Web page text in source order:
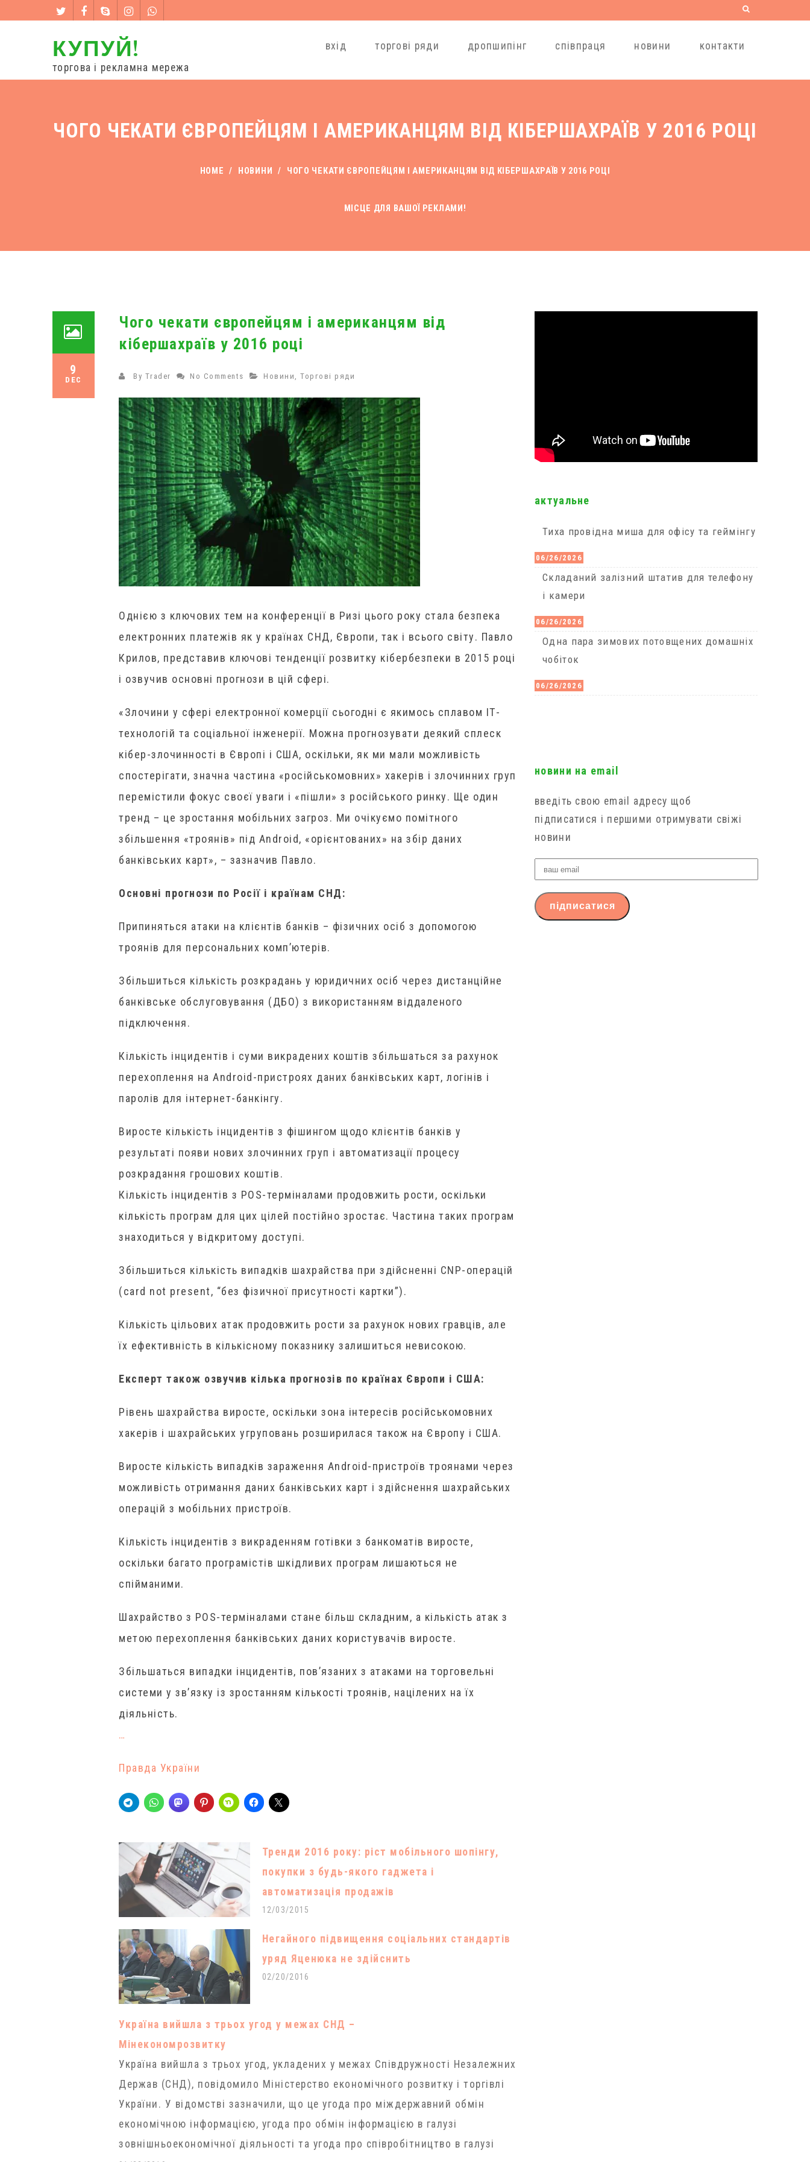
КУПУЙ!
торгова і рекламна мережа
вхід торгові ряди дропшипінг співпраця новини контакти
ЧОГО ЧЕКАТИ ЄВРОПЕЙЦЯМ І АМЕРИКАНЦЯМ ВІД КІБЕРШАХРАЇВ У 2016 РОЦІ
HOME / НОВИНИ / ЧОГО ЧЕКАТИ ЄВРОПЕЙЦЯМ І АМЕРИКАНЦЯМ ВІД КІБЕРШАХРАЇВ У 2016 РОЦІ
МІСЦЕ ДЛЯ ВАШОЇ РЕКЛАМИ!
9
DEC
Чого чекати європейцям і американцям від
кібершахраїв у 2016 році
By Trader No Comments Новини , Торгові ряди
Однією з ключових тем на конференції в Ризі цього року стала безпека
електронних платежів як у країнах СНД, Європи, так і всього світу. Павло
Крилов, представив ключові тенденції розвитку кібербезпеки в 2015 році
і озвучив основні прогнози в цій сфері.
«Злочини у сфері електронної комерції сьогодні є якимось сплавом ІТ-
технологій та соціальної інженерії. Можна прогнозувати деякий сплеск
кібер-злочинності в Європі і США, оскільки, як ми мали можливість
спостерігати, значна частина «російськомовних» хакерів і злочинних груп
перемістили фокус своєї уваги і «пішли» з російського ринку. Ще один
тренд – це зростання мобільних загроз. Ми очікуємо помітного
збільшення «троянів» під Android, «орієнтованих» на збір даних
банківських карт», – зазначив Павло.
Основні прогнози по Росії і країнам СНД:
Припиняться атаки на клієнтів банків – фізичних осіб з допомогою
троянів для персональних комп’ютерів.
Збільшиться кількість розкрадань у юридичних осіб через дистанційне
банківське обслуговування (ДБО) з використанням віддаленого
підключення.
Кількість інцидентів і суми викрадених коштів збільшаться за рахунок
перехоплення на Android-пристроях даних банківських карт, логінів і
паролів для інтернет-банкінгу.
Виросте кількість інцидентів з фішингом щодо клієнтів банків у
результаті появи нових злочинних груп і автоматизації процесу
розкрадання грошових коштів.
Кількість інцидентів з POS-терміналами продовжить рости, оскільки
кількість програм для цих цілей постійно зростає. Частина таких програм
знаходиться у відкритому доступі.
Збільшиться кількість випадків шахрайства при здійсненні CNP-операцій
(card not present, “без фізичної присутності картки”).
Кількість цільових атак продовжить рости за рахунок нових гравців, але
їх ефективність в кількісному показнику залишиться невисокою.
Експерт також озвучив кілька прогнозів по країнах Європи і США:
Рівень шахрайства виросте, оскільки зона інтересів російськомовних
хакерів і шахрайських угруповань розширилася також на Європу і США.
Виросте кількість випадків зараження Android-пристроїв троянами через
можливість отримання даних банківських карт і здійснення шахрайських
операцій з мобільних пристроїв.
Кількість інцидентів з викраденням готівки з банкоматів виросте,
оскільки багато програмістів шкідливих програм лишаються не
спійманими.
Шахрайство з POS-терміналами стане більш складним, а кількість атак з
метою перехоплення банківських даних користувачів виросте.
Збільшаться випадки інцидентів, пов’язаних з атаками на торговельні
системи у зв’язку із зростанням кількості троянів, націлених на їх
діяльність.
…
Правда України
Тренди 2016 року: ріст мобільного шопінгу,
покупки з будь-якого гаджета і
автоматизація продажів
12/03/2015
Негайного підвищення соціальних стандартів
уряд Яценюка не здійснить
02/20/2016
Україна вийшла з трьох угод у межах СНД –
Мінекономрозвитку
Україна вийшла з трьох угод, укладених у межах Співдружності Незалежних
Держав (СНД), повідомило Міністерство економічного розвитку і торгівлі
України. У відомстві зазначили, що це угода про міждержавний обмін
економічною інформацією, угода про обмін інформацією в галузі
зовнішньоекономічної діяльності та угода про співробітництво в галузі
актуальне
Тиха провідна миша для офісу та геймінгу
06/26/2026
Cкладаний залізний штатив для телефону
і камери
06/26/2026
Одна пара зимових потовщених домашніх
чобіток
06/26/2026
новини на email
введіть свою email адресу щоб
підписатися і першими отримувати свіжі
новини
ваш
email
підписатися